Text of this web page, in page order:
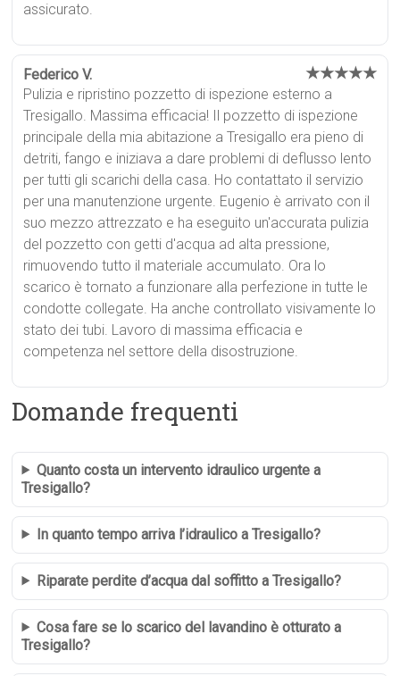
assicurato.
Federico V. ★★★★★
Pulizia e ripristino pozzetto di ispezione esterno a
Tresigallo. Massima efficacia! Il pozzetto di ispezione
principale della mia abitazione a Tresigallo era pieno di
detriti, fango e iniziava a dare problemi di deflusso lento
per tutti gli scarichi della casa. Ho contattato il servizio
per una manutenzione urgente. Eugenio è arrivato con il
suo mezzo attrezzato e ha eseguito un'accurata pulizia
del pozzetto con getti d'acqua ad alta pressione,
rimuovendo tutto il materiale accumulato. Ora lo
scarico è tornato a funzionare alla perfezione in tutte le
condotte collegate. Ha anche controllato visivamente lo
stato dei tubi. Lavoro di massima efficacia e
competenza nel settore della disostruzione.
Domande frequenti
Quanto costa un intervento idraulico urgente a
Tresigallo?
In quanto tempo arriva l’idraulico a Tresigallo?
Riparate perdite d’acqua dal soffitto a Tresigallo?
Cosa fare se lo scarico del lavandino è otturato a
Tresigallo?